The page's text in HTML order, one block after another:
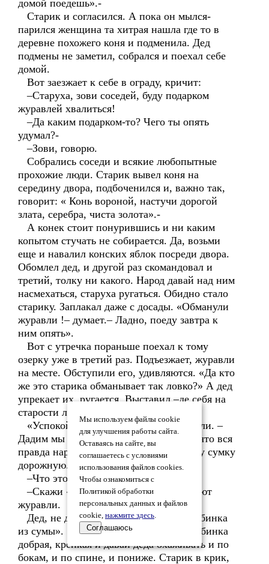
домой поедешь».-
Старик и согласился. А пока он мылся-
парился женщина та хитрая нашла где то в
деревне похожего коня и подменила. Дед
подмены не заметил, собрался и поехал себе
домой.
Вот заезжает к себе в ограду, кричит:
–Старуха, зови соседей, буду подарком
журавлей хвалиться!
–Да каким подарком-то? Чего ты опять
удумал?-
–Зови, говорю.
Собрались соседи и всякие любопытные
прохожие люди. Старик вывел коня на
середину двора, подбоченился и, важно так,
говорит: « Конь вороной, настучи дорогой
злата, серебра, чиста золота».-
А конек стоит понурившись и ни каким
копытом стучать не собирается. Да, возьми
еще и навалил конских яблок посреди двора.
Обомлел дед, и другой раз скомандовал и
третий, толку ни какого. Народ давай над ним
насмехаться, старуха ругаться. Обидно стало
старику. Заплакал даже с досады. «Обманули
журавли !– думает.– Ладно, поеду завтра к
ним опять».
Вот с утречка пораньше поехал к тому
озерку уже в третий раз. Подъезжает, журавли
на месте. Обступили его, удивляются. «Да кто
же это старика обманывает так ловко?» А дед
упрекает их, ругается. Выставил –де себя на
старости лет на посмешище из-за них.
«Успокойся, дедушка- говорят журавли. –
Дадим мы тебе еще подарочек. Такой, что вся
правда наружу выйдет».– И подают ему сумку
дорожную.
–Что это, какое слово сказать надо?
–Скажи «Дубинка из сумы».– отвечают
журавли.
Дед, не думая худого, и говорит: «Дубинка
из сумы». Эх, как вылетела из сумы дубинка
добрая, крепкая и давай деда охаживать и по
бокам, и по спине, и пониже. Старик в крик,
Мы используем файлы cookie
для улучшения работы сайта.
Оставаясь на сайте, вы
соглашаетесь с условиями
использования файлов cookies.
Чтобы ознакомиться с
Политикой обработки
персональных данных и файлов
cookie, нажмите здесь.
Соглашаюсь